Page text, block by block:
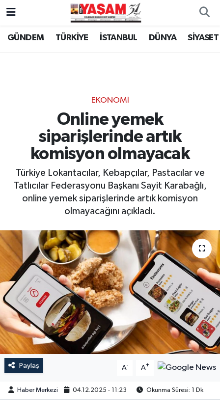
GÜNDEM TÜRKİYE İSTANBUL DÜNYA SİYASET
EKONOMİ
Online yemek
siparişlerinde artık
komisyon olmayacak
Türkiye Lokantacılar, Kebapçılar, Pastacılar ve
Tatlıcılar Federasyonu Başkanı Sayit Karabağlı,
online yemek siparişlerinde artık komisyon
olmayacağını açıkladı.
Paylaş A- A+
Haber Merkezi 04.12.2025 - 11:23 Okunma Süresi: 1 Dk